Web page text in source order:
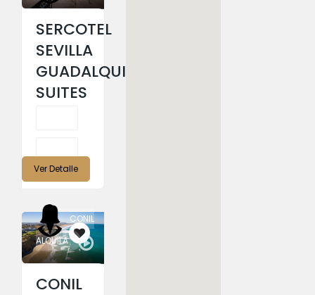
SERCOTEL
SEVILLA
GUADALQUIVIR
SUITES
Ver Detalle
CONIL
ALQUILA
CONIL